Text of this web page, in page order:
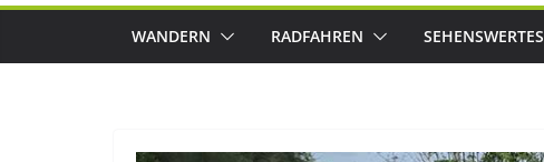
WANDERN RADFAHREN SEHENSWERTES